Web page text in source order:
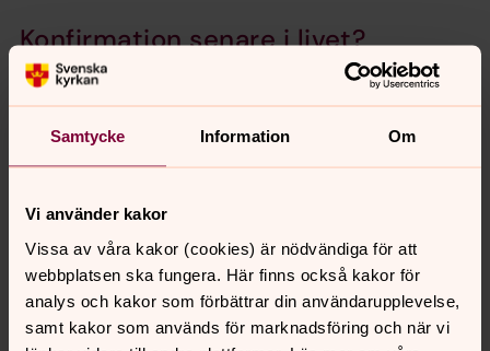
Samtycke Information Om
Vi använder kakor
Vissa av våra kakor (cookies) är nödvändiga för att
webbplatsen ska fungera. Här finns också kakor för
analys och kakor som förbättrar din användarupplevelse,
samt kakor som används för marknadsföring och när vi
Konfirmation senare i livet?
Absolut! Det är aldrig för sent.
Att vara ung ledare – världens
bästa jobb!
Senast ändrad 16 maj 2024
Synpunkter eller frågor på sidans
innehåll?